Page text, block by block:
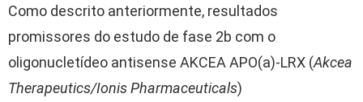
Como descrito anteriormente, resultados
promissores do estudo de fase 2b com o
oligonucletídeo antisense AKCEA APO(a)-LRX (Akcea
Therapeutics/Ionis Pharmaceuticals)